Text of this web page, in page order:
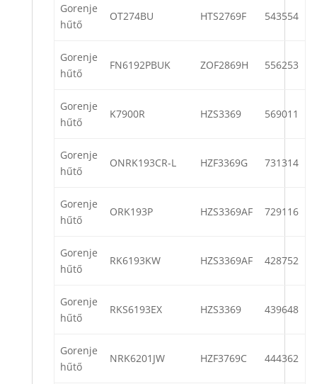
Gorenje
hűtő
OT274BU HTS2769F 543554
Gorenje
hűtő
FN6192PBUK ZOF2869H 556253
Gorenje
hűtő
K7900R HZS3369 569011
Gorenje
hűtő
ONRK193CR-L HZF3369G 731314
Gorenje
hűtő
ORK193P HZS3369AF 729116
Gorenje
hűtő
RK6193KW HZS3369AF 428752
Gorenje
hűtő
RKS6193EX HZS3369 439648
Gorenje
hűtő
NRK6201JW HZF3769C 444362